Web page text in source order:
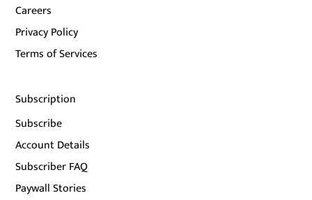
Careers
Privacy Policy
Terms of Services
Subscription
Subscribe
Account Details
Subscriber FAQ
Paywall Stories